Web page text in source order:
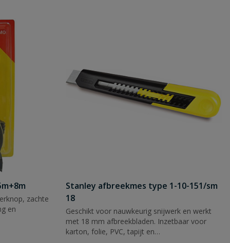
zachte
en
Stanley afbreekmes type 1-10-151/sm
18
Geschikt voor nauwkeurig snijwerk en werkt
met 18 mm afbreekbladen. Inzetbaar voor
karton, folie, PVC, tapijt en